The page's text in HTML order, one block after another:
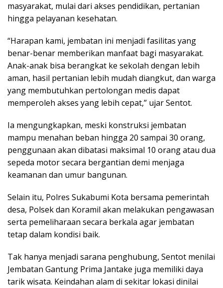
masyarakat, mulai dari akses pendidikan, pertanian
hingga pelayanan kesehatan.
“Harapan kami, jembatan ini menjadi fasilitas yang
benar-benar memberikan manfaat bagi masyarakat.
Anak-anak bisa berangkat ke sekolah dengan lebih
aman, hasil pertanian lebih mudah diangkut, dan warga
yang membutuhkan pertolongan medis dapat
memperoleh akses yang lebih cepat,” ujar Sentot.
Ia mengungkapkan, meski konstruksi jembatan
mampu menahan beban hingga 20 sampai 30 orang,
penggunaan akan dibatasi maksimal 10 orang atau dua
sepeda motor secara bergantian demi menjaga
keamanan dan umur bangunan.
Selain itu, Polres Sukabumi Kota bersama pemerintah
desa, Polsek dan Koramil akan melakukan pengawasan
serta pemeliharaan secara berkala agar jembatan
tetap dalam kondisi baik.
Tak hanya menjadi sarana penghubung, Sentot menilai
Jembatan Gantung Prima Jantake juga memiliki daya
tarik wisata. Keindahan alam di sekitar lokasi dinilai